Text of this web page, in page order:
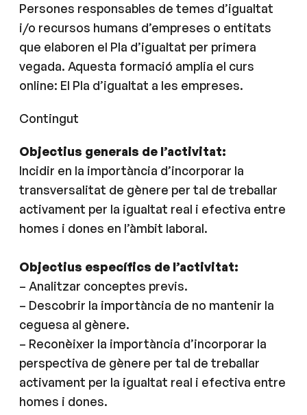
Persones responsables de temes d’igualtat
i/o recursos humans d’empreses o entitats
que elaboren el Pla d’igualtat per primera
vegada. Aquesta formació amplia el curs
online: El Pla d’igualtat a les empreses.
Contingut
Objectius generals de l’activitat:
Incidir en la importància d’incorporar la
transversalitat de gènere per tal de treballar
activament per la igualtat real i efectiva entre
homes i dones en l’àmbit laboral.
Objectius específics de l’activitat:
– Analitzar conceptes previs.
– Descobrir la importància de no mantenir la
ceguesa al gènere.
– Reconèixer la importància d’incorporar la
perspectiva de gènere per tal de treballar
activament per la igualtat real i efectiva entre
homes i dones.